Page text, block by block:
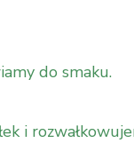
do smaku.
i